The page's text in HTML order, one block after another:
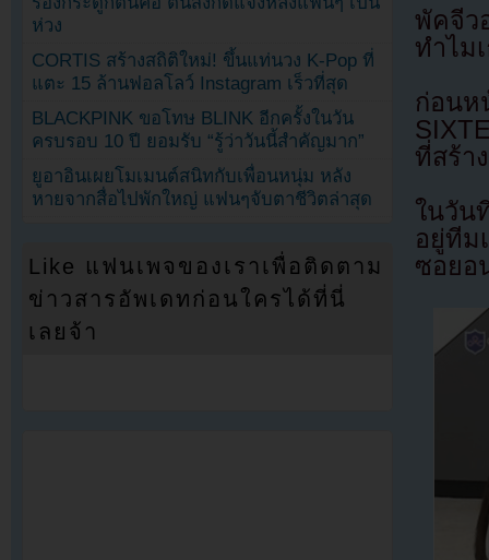
พัคจีว
ทำไม
ก่อนห
ที่สร้า
ในวัน
อยู่ทีม
ซอยอ
ห่วง
CORTIS สร้างสถิติใหม่! ขึ้นแท่นวง K-Pop ที่
แตะ 15 ล้านฟอลโลว์ Instagram เร็วที่สุด
BLACKPINK ขอโทษ BLINK อีกครั้งในวัน
ครบรอบ 10 ปี ยอมรับ “รู้ว่าวันนี้สำคัญมาก”
ยูอาอินเผยโมเมนต์สนิทกับเพื่อนหนุ่ม หลัง
หายจากสื่อไปพักใหญ่ แฟนๆจับตาชีวิตล่าสุด
Like แฟนเพจของเราเพื่อติดตาม
ข่าวสารอัพเดทก่อนใครได้ที่นี่
เลยจ้า